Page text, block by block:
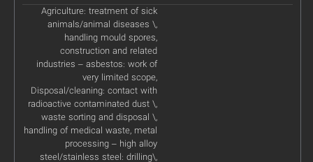
Agriculture: treatment of sick
animals/animal diseases \,
handling mould spores,
construction and related
industries – asbestos: work of
very limited scope,
Disposal/cleaning: contact with
radioactive contaminated dust \,
waste sorting and disposal \,
handling of medical waste, metal
processing – high alloy
steel/stainless steel: drilling\,